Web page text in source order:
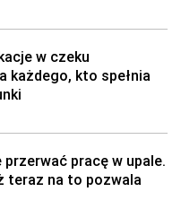
w czeku
każdego, kto spełnia
pracę w upale.
teraz na to pozwala